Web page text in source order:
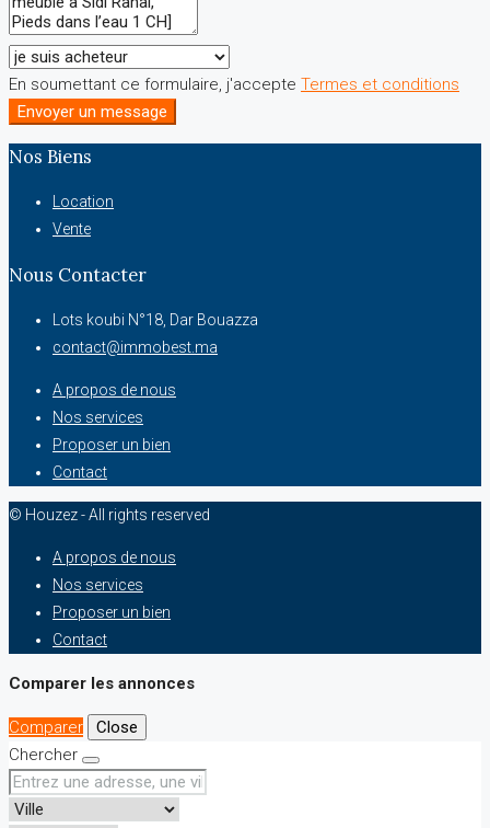
En soumettant ce formulaire, j'accepte Termes et conditions
Envoyer un message
Nos Biens
Location
Vente
Nous Contacter
Lots koubi N°18, Dar Bouazza
contact@immobest.ma
A propos de nous
Nos services
Proposer un bien
Contact
© Houzez - All rights reserved
A propos de nous
Nos services
Proposer un bien
Contact
Comparer les annonces
Comparer
Close
Chercher